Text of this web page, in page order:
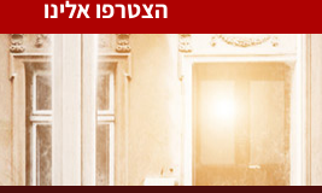
הצטרפו אלינו